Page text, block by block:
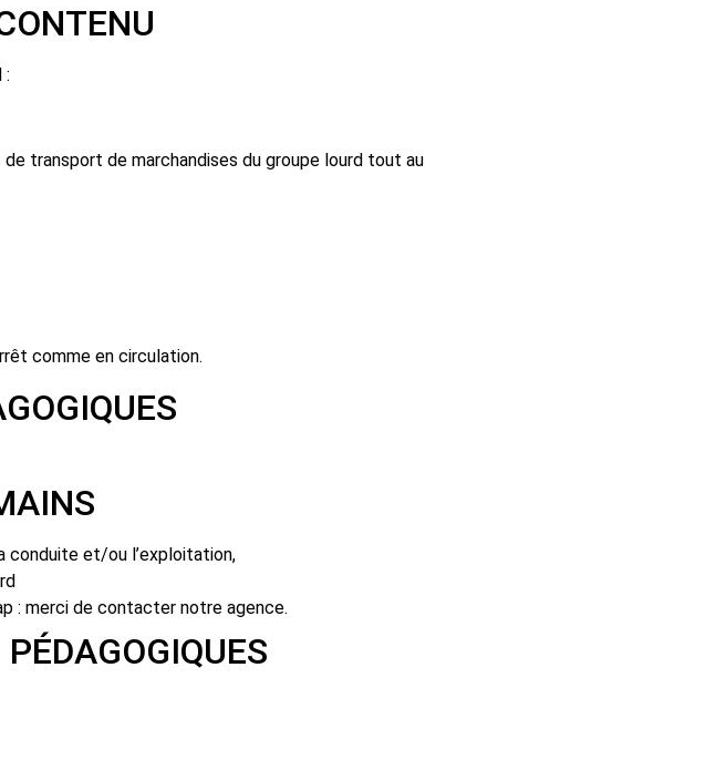
:
transport de marchandises du groupe lourd tout au
comme en circulation.
conduite et/ou l’exploitation,
: merci de contacter notre agence.